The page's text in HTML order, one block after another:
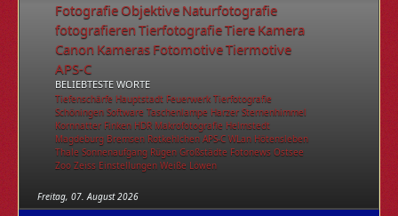
Fotografie Objektive Naturfotografie
fotografieren TierfotografieTiere Kamera
Canon Kameras FotomotiveTiermotive
APS-C
BELIEBTESTE WORTE
Tiefenschärfe Hauptstadt Feuerwerk Tierfotografie
Schöningen Software Taschenlampe Harzer Sternenhimmel
Kornnatter Finken HDR Makrofotografie Helmstedt
Magdeburg Bremsen Rotkehlchen APS-C WLan Hötensleben
Thale Sonnenaufgang Rügen Großstädte Fotonews Ostsee
Zoo Zeiss Einstellungen Weiße Löwen
Freitag, 07. August 2026